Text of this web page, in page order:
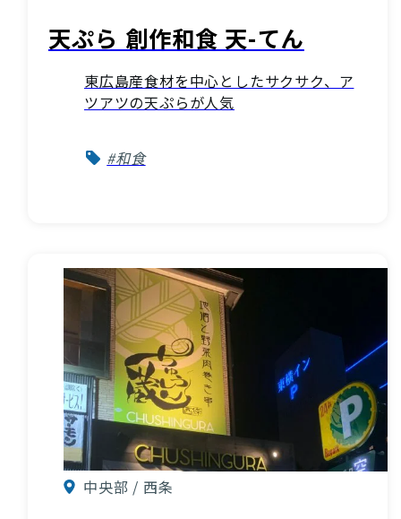
天ぷら 創作和食 天-てん
東広島産食材を中心としたサクサク、ア
ツアツの天ぷらが人気
#和食
中央部 / 西条